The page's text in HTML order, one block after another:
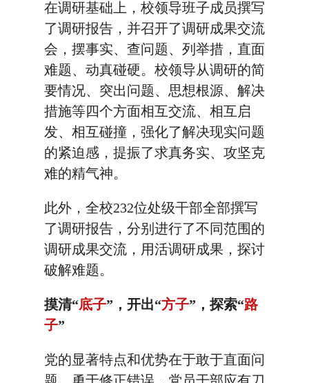
在调研基础上，校领导班子成员撰写
了调研报告，并召开了调研成果交流
会，摆事实、查问题、列举措，直面
难题、动真碰硬。校领导从调研的简
要情况、突出问题、思想根源、解决
措施等四个方面相互交流、相互启
发、相互碰撞，强化了解决现实问题
的紧迫感，提振了求真务实、攻坚克
难的精气神。
此外，全校232位处级干部全部撰写
了调研报告，分别进行了不同范围的
调研成果交流，用活调研成果，探讨
破解难题。
摸清“底子”，开出“方子”，探索“路
子”
党的显著特点和优势在于敢于直面问